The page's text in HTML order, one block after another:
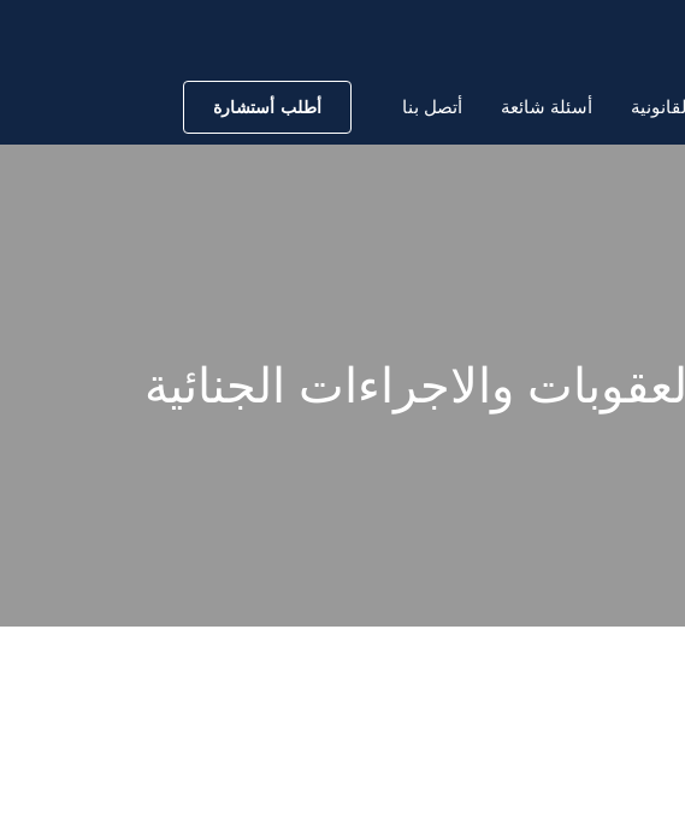
أسئلة شائعة أتصل بنا أطلب أستشارة
والاجراءات الجنائية